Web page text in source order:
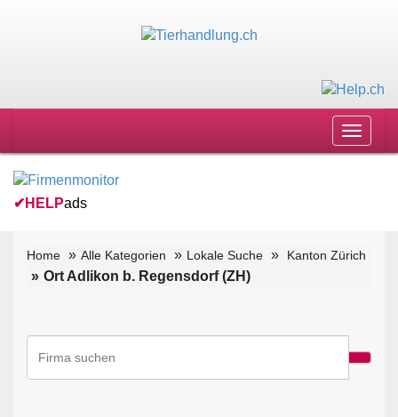
Toggle
✔ HELPads
Home Alle Kategorien Lokale Suche Kanton Zürich
Ort Adlikon b. Regensdorf (ZH)